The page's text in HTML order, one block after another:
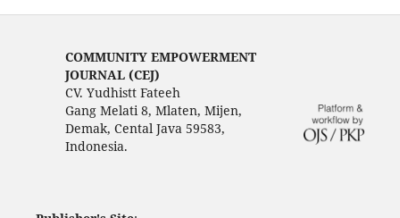
COMMUNITY EMPOWERMENT
JOURNAL (CEJ)
CV. Yudhistt Fateeh
Gang Melati 8, Mlaten, Mijen,
Demak, Cental Java 59583,
Indonesia.